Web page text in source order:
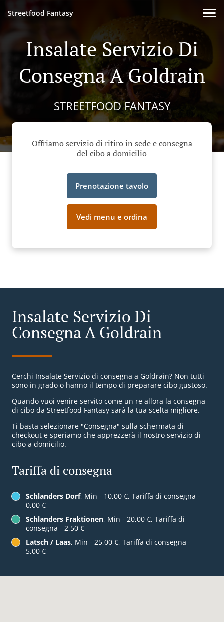
Streetfood Fantasy
Insalate Servizio Di
Consegna A Goldrain
STREETFOOD FANTASY
Offriamo servizio di ritiro in sede e consegna
del cibo a domicilio
Prenotazione tavolo
Vedi menu e ordina
Insalate Servizio Di
Consegna A Goldrain
Cerchi Insalate Servizio di consegna a Goldrain? Non tutti
sono in grado o hanno il tempo di preparare cibo gustoso.
Quando vuoi venire servito come un re allora la consegna
di cibo da Streetfood Fantasy sarà la tua scelta migliore.
Ti basta selezionare "Consegna" sulla schermata di
checkout e speriamo che apprezzerà il nostro servizio di
cibo a domicilio.
Tariffa di consegna
Schlanders Dorf, Min - 10,00 €, Tariffa di consegna -
0,00 €
Schlanders Fraktionen, Min - 20,00 €, Tariffa di
consegna - 2,50 €
Latsch / Laas, Min - 25,00 €, Tariffa di consegna -
5,00 €